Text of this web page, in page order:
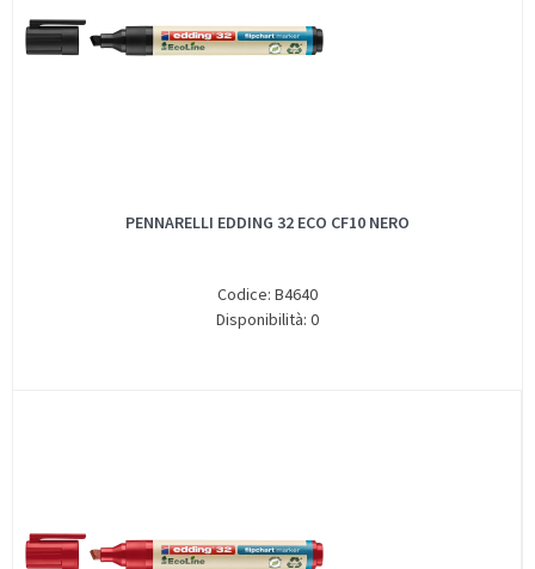
PENNARELLI EDDING 32 ECO CF10 NERO
Codice: B4640
Disponibilità: 0